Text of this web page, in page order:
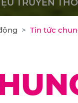
TRUYỀN
Tin tức